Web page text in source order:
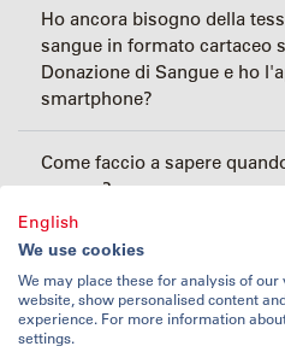
Ho ancora bisogno della
sangue in formato cartaceo
Donazione di Sangue e ho
smartphone?
Come faccio a sapere
sangue?
English
We use cookies
We may place these for analysis of
website, show personalised content
experience. For more information
settings.